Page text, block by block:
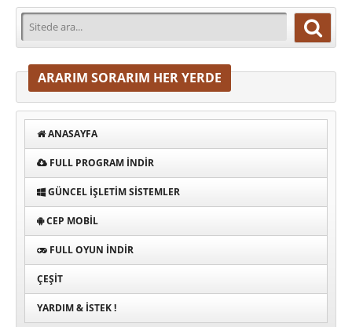
ARARIM SORARIM HER YERDE
ANASAYFA
FULL PROGRAM INDIR
GÜNCEL İŞLETIM SISTEMLER
CEP MOBIL
FULL OYUN İNDIR
ÇEŞIT
YARDIM & İSTEK !